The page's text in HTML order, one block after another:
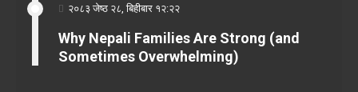
२०८३ जेष्ठ २८, बिहीबार १२:२२
Why Nepali Families Are Strong (and
Sometimes Overwhelming)